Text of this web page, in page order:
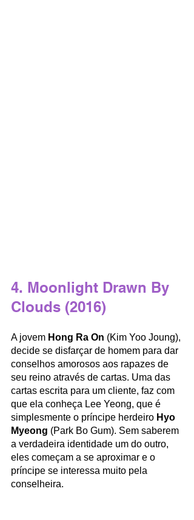
4. Moonlight Drawn By
Clouds (2016)
A jovem Hong Ra On (Kim Yoo Joung),
decide se disfarçar de homem para dar
conselhos amorosos aos rapazes de
seu reino através de cartas. Uma das
cartas escrita para um cliente, faz com
que ela conheça Lee Yeong, que é
simplesmente o príncipe herdeiro Hyo
Myeong (Park Bo Gum). Sem saberem
a verdadeira identidade um do outro,
eles começam a se aproximar e o
príncipe se interessa muito pela
conselheira.